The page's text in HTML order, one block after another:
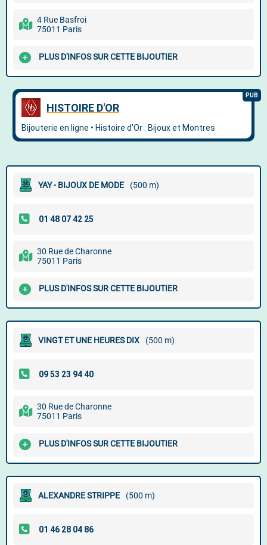
4 Rue Basfroi
75011 Paris
PLUS D'INFOS SUR CETTE BIJOUTIER
YAY - BIJOUX DE MODE (500 m)
30 Rue de Charonne
75011 Paris
PLUS D'INFOS SUR CETTE BIJOUTIER
VINGT ET UNE HEURES DIX (500 m)
30 Rue de Charonne
75011 Paris
PLUS D'INFOS SUR CETTE BIJOUTIER
ALEXANDRE STRIPPE (500 m)